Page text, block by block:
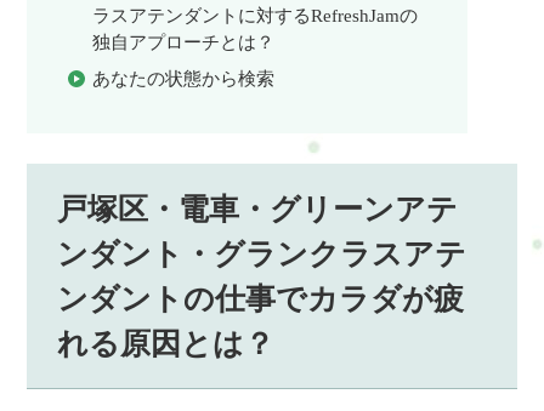
ラスアテンダントに対するRefreshJamの
独自アプローチとは？
あなたの状態から検索
戸塚区・電車・グリーンアテ
ンダント・グランクラスアテ
ンダントの仕事でカラダが疲
れる原因とは？